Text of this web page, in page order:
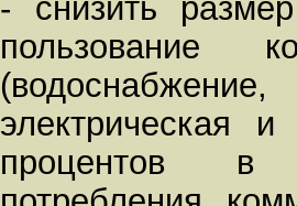
пользование
электрическая
процентов в